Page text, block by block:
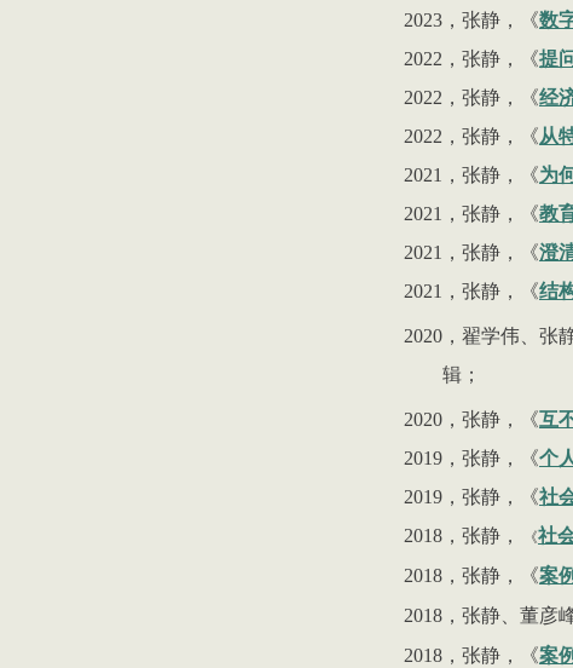
2023 ，张静 ， 《数
2022 ，张静 ， 《提
2022 ，张静，《经
2022 ，张静，《从
2021 ，张静，《为
2021 ，张静，《教
2021 ，张静，《澄
2021 ，张静，《结
2020 ，翟学伟、张
辑；
2020 ，张静，《互
2019 ，张静，《个
2019 ，张静，《社
2018 ，张静， 《社
2018 ，张静，《案
2018 ，张静、董彦
2018 ，张静，《案